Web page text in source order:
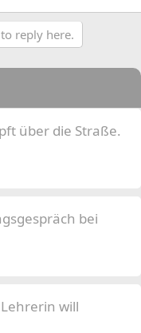
reply here.
über die Straße.
bei
will